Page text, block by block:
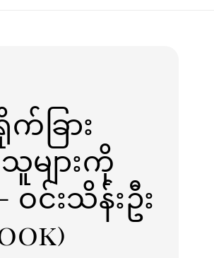
ခြား
ျားကို
င်းသိန်းဦး